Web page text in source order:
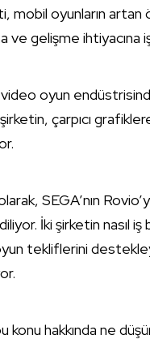
mobil oyunların artan
ve gelişme ihtiyacına
oyun
çarpıcı
SEGA’nın
İki şirketin nasıl
tekliflerini
konu hakkında ne